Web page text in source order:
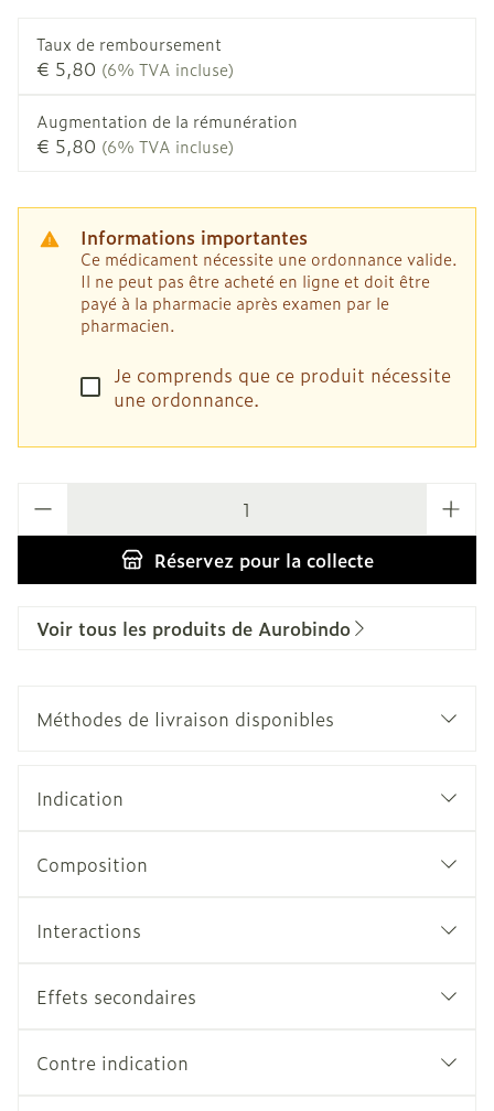
Taux de remboursement
€ 5,80 (6% TVA incluse)
Augmentation de la rémunération
€ 5,80 (6% TVA incluse)
Informations importantes
Ce médicament nécessite une ordonnance valide.
Il ne peut pas être acheté en ligne et doit être
payé à la pharmacie après examen par le
pharmacien.
Je comprends que ce produit nécessite
une ordonnance.
Réservezpour la collecte
Voir tous les produits de Aurobindo
Méthodes de livraison disponibles
Indication
Composition
Interactions
Effets secondaires
Contre indication